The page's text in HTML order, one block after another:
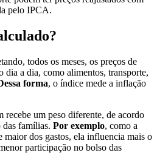
pelo IPCA.
todos os meses, os preços de
dia a dia, como alimentos, transporte,
forma, o índice mede a inflação
recebe um peso diferente, de acordo
famílias. Por exemplo, como a
maior dos gastos, ela influencia mais o
participação no bolso das